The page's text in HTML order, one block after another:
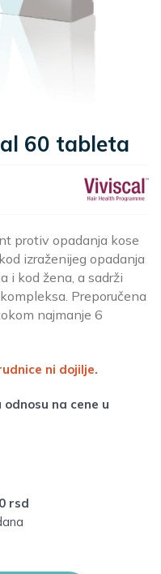
60 tableta
protiv opadanja kose
izraženijeg opadanja
i kod žena, a sadrži
Preporučena
najmanje 6
ni dojilje.
odnosu na cene u
rsd